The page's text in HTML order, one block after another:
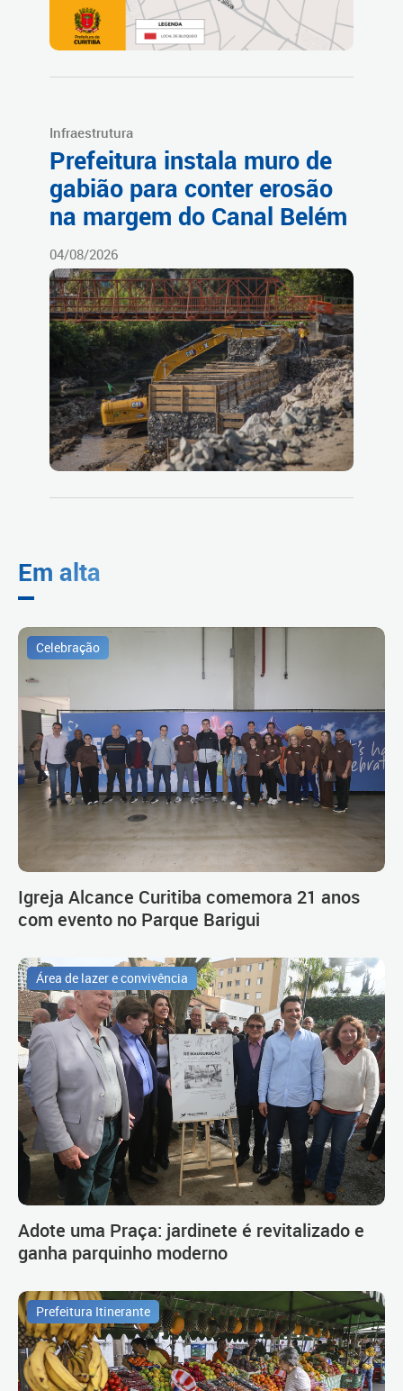
Infraestrutura
Prefeitura instala muro de
gabião para conter erosão
na margem do Canal Belém
04/08/2026
Em alta
Celebração
Igreja Alcance Curitiba comemora 21 anos
com evento no Parque Barigui
Área de lazer e convivência
Adote uma Praça: jardinete é revitalizado e
ganha parquinho moderno
Prefeitura Itinerante